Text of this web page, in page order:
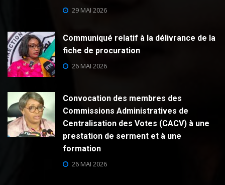
29 MAI 2026
Communiqué relatif à la délivrance de la
fiche de procuration
26 MAI 2026
Convocation des membres des
Commissions Administratives de
Centralisation des Votes (CACV) à une
prestation de serment et à une
formation
26 MAI 2026